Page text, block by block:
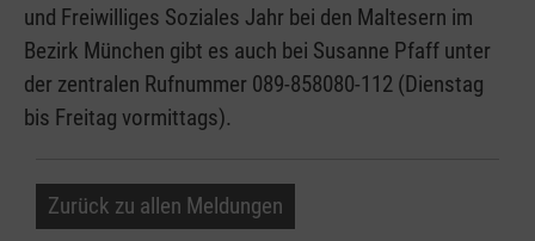
und Freiwilliges Soziales Jahr bei den Maltesern im
Bezirk München gibt es auch bei Susanne Pfaff unter
der zentralen Rufnummer 089-858080-112 (Dienstag
bis Freitag vormittags).
Zurück zu allen Meldungen